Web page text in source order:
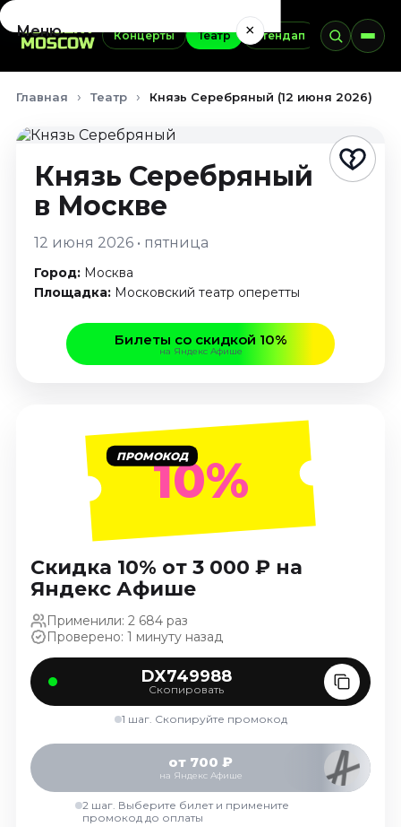
Концерты Театр Стендап Выставки
Меню ×
Сентябрь 2026
Ноябрь 2026
Декабрь 2026
Август 2026
Октябрь 2026
Ноябрь 2026
Август 2026
Сентябрь 2026
Октябрь 2026
Ноябрь 2026
Декабрь 2026
Выставки
Август 2026
Сентябрь 2026
Октябрь 2026
Декабрь 2026
Экскурсии
Сентябрь 2026
Октябрь 2026
Главная Театр Князь Серебряный (12 июня 2026)
Князь Серебряный
в Москве
12 июня 2026 • пятница
Город: Москва
Площадка: Московский театр оперетты
Билеты со скидкой 10%
на Яндекс Афише
ПРОМОКОД10%
Скидка 10% от 3 000 ₽ на
Яндекс Афише
Применили: 2 684 раз
Проверено: 1 минуту назад
DX749988
Скопировать
1 шаг. Скопируйте промокод
от 700 ₽
на Яндекс Афише
2 шаг. Выберите билет и примените
промокод до оплаты